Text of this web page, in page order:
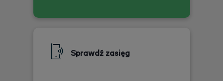
Sprawdź zasięg